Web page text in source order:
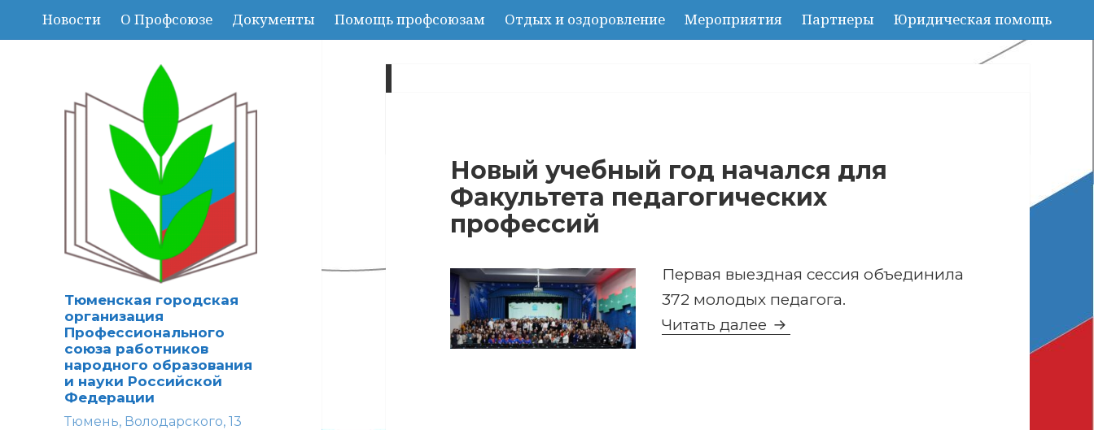
Новости О Профсоюзе Документы Помощь профсоюзам Отдых и оздоровление Мероприятия Партнеры Юридическая помощь
Тюменская городская
организация
Профессионального
союза работников
народного образования
и науки Российской
Федерации
Тюмень, Володарского, 13
Новый учебный год начался для
Факультета педагогических
профессий
Первая выездная сессия объединила
372 молодых педагога.
Читать далее Новый учебный год начался для